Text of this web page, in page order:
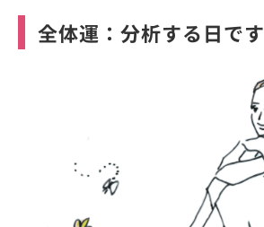
全体運：分析する日です